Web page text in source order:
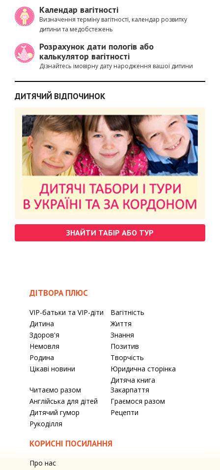
Календар вагітності
Визначення терміну вагітності, календар розвитку
дитини та медобстежень
Розрахунок дати пологів або
калькулятор вагітності
Дізнайтесь імовірну дату народження вашої дитини
ДИТЯЧИЙ ВІДПОЧИНОК
ЗНАЙТИ ТАБІР АБО ТУР
ДІТВОРА ПЛЮС
VIP-батьки та VIP-діти
Вагітність
Дитина
Життя
Здоров'я
Знання
Немовля
Позитив
Родина
Творчість
Цікаві новини
Юридична сторінка
Читаємо разом
Дитяча книга
Закарпаття
Англійська для дітей
Граємося разом
Дитячий гумор
Рецепти
Рукоділля
КОРИСНІ ПОСИЛАННЯ
Про нас